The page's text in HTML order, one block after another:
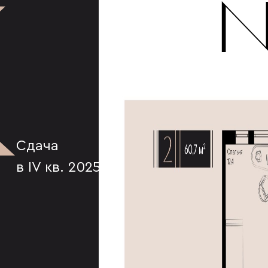
Сдача
в IV кв. 2025